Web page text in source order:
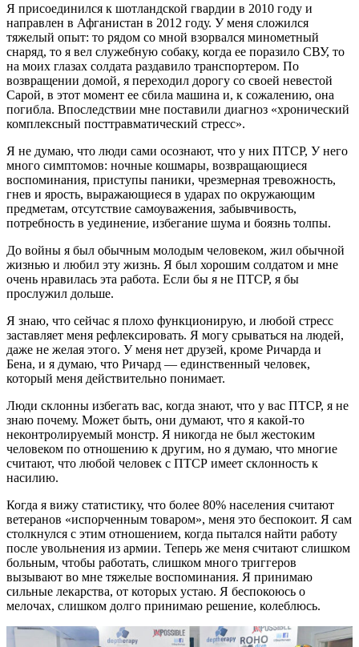
Я присоединился к шотландской гвардии в 2010 году и
направлен в Афганистан в 2012 году. У меня сложился
тяжелый опыт: то рядом со мной взорвался минометный
снаряд, то я вел служебную собаку, когда ее поразило СВУ, то
на моих глазах солдата раздавило транспортером. По
возвращении домой, я переходил дорогу со своей невестой
Сарой, в этот момент ее сбила машина и, к сожалению, она
погибла. Впоследствии мне поставили диагноз «хронический
комплексный посттравматический стресс».
Я не думаю, что люди сами осознают, что у них ПТСР, У него
много симптомов: ночные кошмары, возвращающиеся
воспоминания, приступы паники, чрезмерная тревожность,
гнев и ярость, выражающиеся в ударах по окружающим
предметам, отсутствие самоуважения, забывчивость,
потребность в уединение, избегание шума и боязнь толпы.
До войны я был обычным молодым человеком, жил обычной
жизнью и любил эту жизнь. Я был хорошим солдатом и мне
очень нравилась эта работа. Если бы я не ПТСР, я бы
прослужил дольше.
Я знаю, что сейчас я плохо функционирую, и любой стресс
заставляет меня рефлексировать. Я могу срываться на людей,
даже не желая этого. У меня нет друзей, кроме Ричарда и
Бена, и я думаю, что Ричард — единственный человек,
который меня действительно понимает.
Люди склонны избегать вас, когда знают, что у вас ПТСР, я не
знаю почему. Может быть, они думают, что я какой-то
неконтролируемый монстр. Я никогда не был жестоким
человеком по отношению к другим, но я думаю, что многие
считают, что любой человек с ПТСР имеет склонность к
насилию.
Когда я вижу статистику, что более 80% населения считают
ветеранов «испорченным товаром», меня это беспокоит. Я сам
столкнулся с этим отношением, когда пытался найти работу
после увольнения из армии. Теперь же меня считают слишком
больным, чтобы работать, слишком много триггеров
вызывают во мне тяжелые воспоминания. Я принимаю
сильные лекарства, от которых устаю. Я беспокоюсь о
мелочах, слишком долго принимаю решение, колеблюсь.